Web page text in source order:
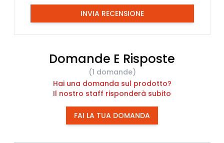
INVIA RECENSIONE
Domande E Risposte
(1 domande)
Hai una domanda sul prodotto?
Il nostro staff risponderà subito
FAI LA TUA DOMANDA